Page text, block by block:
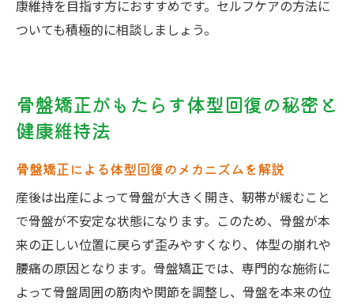
康維持を目指す方におすすめです。セルフケアの方法に
ついても積極的に相談しましょう。
骨盤矯正がもたらす体型回復の秘密と
健康維持法
骨盤矯正による体型回復のメカニズムを解説
産後は出産によって骨盤が大きく開き、靭帯が緩むこと
で骨盤が不安定な状態になります。このため、骨盤が本
来の正しい位置に戻らず歪みやすくなり、体型の崩れや
腰痛の原因となります。骨盤矯正では、専門的な施術に
よって骨盤周囲の筋肉や関節を調整し、骨盤を本来の位